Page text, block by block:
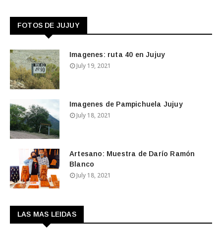
FOTOS DE JUJUY
Imagenes: ruta 40 en Jujuy
July 19, 2021
Imagenes de Pampichuela Jujuy
July 18, 2021
Artesano: Muestra de Darío Ramón
Blanco
July 18, 2021
LAS MAS LEIDAS